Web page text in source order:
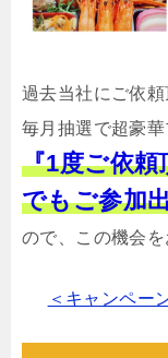
過去当社にご依
毎月抽選で超豪華
『1度ご依頼
でもご参加
ので、この機会を
＜キャンペー